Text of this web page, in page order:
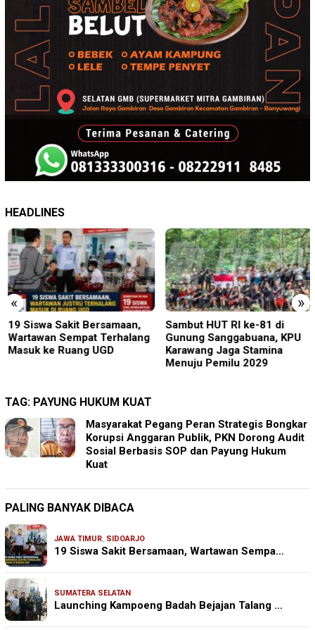
HEADLINES
« »
19 Siswa Sakit Bersamaan,
Wartawan Sempat Terhalang
Masuk ke Ruang UGD
Sambut HUT RI ke-81 di
Gunung Sanggabuana, KPU
Karawang Jaga Stamina
Menuju Pemilu 2029
TAG: PAYUNG HUKUM KUAT
Masyarakat Pegang Peran Strategis Bongkar
Korupsi Anggaran Publik, PKN Dorong Audit
Sosial Berbasis SOP dan Payung Hukum
Kuat
PALING BANYAK DIBACA
JAWA TIMUR, SIDOARJO
19 Siswa Sakit Bersamaan, Wartawan Sempa…
SUMATERA SELATAN
Launching Kampoeng Badah Bejajan Talang …